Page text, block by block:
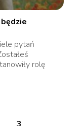
pytań
rolę